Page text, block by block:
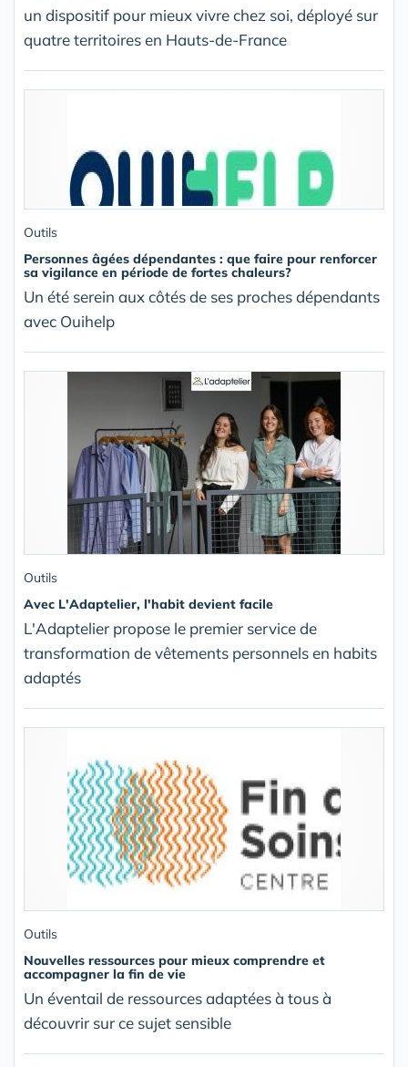
un dispositif pour mieux vivre chez soi, déployé sur
quatre territoires en Hauts-de-France
Outils
Personnes âgées dépendantes : que faire pour renforcer
sa vigilance en période de fortes chaleurs?
Un été serein aux côtés de ses proches dépendants
avec Ouihelp
Outils
Avec L'Adaptelier, l'habit devient facile
L'Adaptelier propose le premier service de
transformation de vêtements personnels en habits
adaptés
Outils
Nouvelles ressources pour mieux comprendre et
accompagner la fin de vie
Un éventail de ressources adaptées à tous à
découvrir sur ce sujet sensible